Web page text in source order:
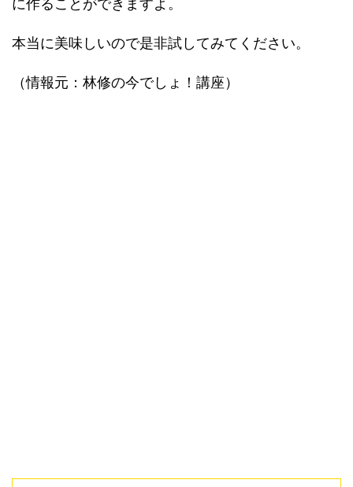
本当に美味しいので是非試してみてください。
（情報元：林修の今でしょ！講座）